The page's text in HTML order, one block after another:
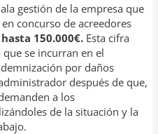
gestión de la empresa que
concurso de acreedores
150.000€. Esta cifra
se incurran en el
por daños
después de que,
a los
de la situación y la